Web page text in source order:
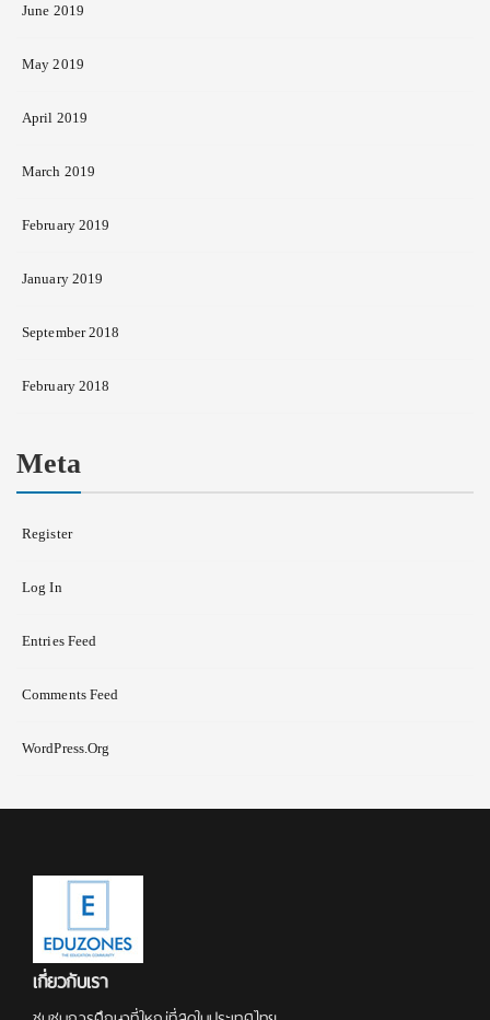
June 2019
May 2019
April 2019
March 2019
February 2019
January 2019
September 2018
February 2018
Meta
Register
Log In
Entries Feed
Comments Feed
WordPress.org
เกี่ยวกับเรา